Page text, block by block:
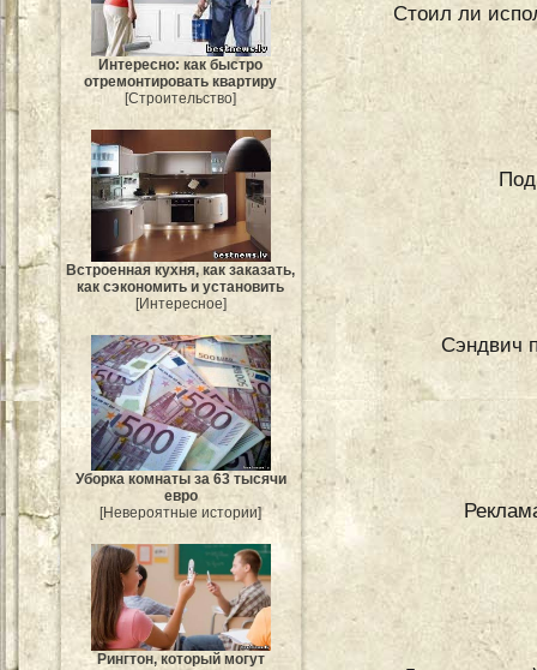
Интересно: как быстро
отремонтировать квартиру
[Строительство]
Встроенная кухня, как заказать,
как сэкономить и установить
[Интересное]
Уборка комнаты за 63 тысячи
евро
[Невероятные истории]
Рингтон, который могут
Стоил ли
Сэндвич